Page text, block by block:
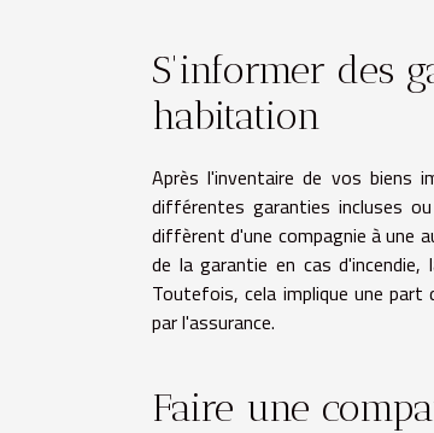
S'informer des
habitation
Après l'inventaire de vos biens
différentes garanties incluses
diffèrent d'une compagnie à une
de la garantie en cas
Toutefois, cela implique une
par l'assurance.
Faire une